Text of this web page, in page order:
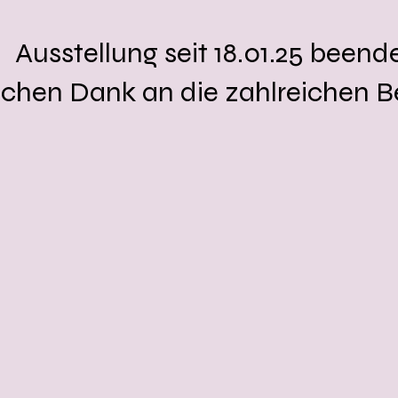
Ausstellung seit 18.01.25
Dank an die zahlreichen